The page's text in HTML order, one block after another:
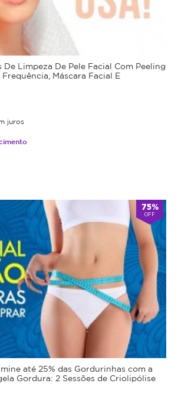
De Limpeza De Pele Facial Com Peeling
Máscara Facial E
juros
75%
OFF
até 25% das Gordurinhas com a
Gordura: 2 Sessões de Criolipólise